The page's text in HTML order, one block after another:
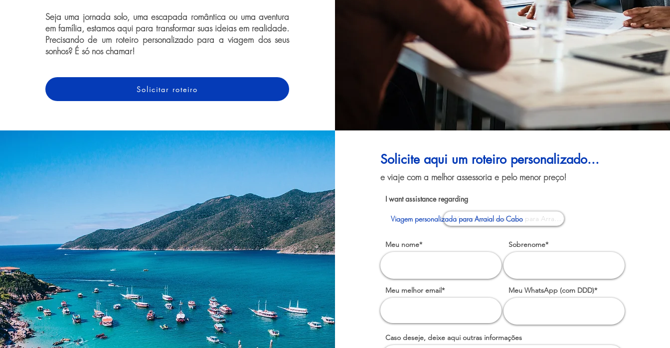
Seja uma jornada solo, uma escapada romântica ou uma aventura
em família, estamos aqui para transformar suas ideias em realidade.
Precisando de um roteiro personalizado para a viagem dos seus
sonhos? É só nos chamar!
Solicitar roteiro
Solicite aqui um roteiro personalizado...
e viaje com a melhor assessoria e pelo menor preço!
I want assistance regarding
Viagem personalizada para Arraial do Cabo
Meu nome* Sobrenome*
Meu melhor email* Meu WhatsApp (com DDD)*
Caso deseje, deixe aqui outras informações